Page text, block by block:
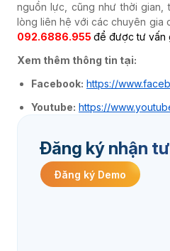
nguồn lực, cũng như thời gian,
lòng liên hệ với các chuyên gia
092.6886.955 để được tư vấn
Xem thêm thông tin tại:
Facebook: https://
Youtube: https://
Đăng ký nhận
Đăng ký Demo